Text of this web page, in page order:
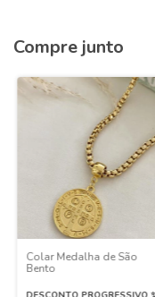
Compre junto
Colar Medalha de São
Bento